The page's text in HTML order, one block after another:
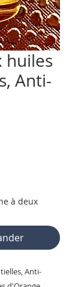
huiles
Anti-
à deux
Anti-